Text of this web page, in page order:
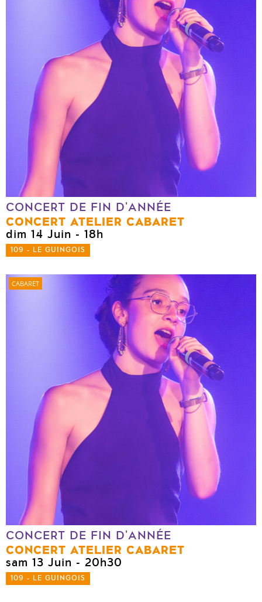
CONCERT DE FIN D'ANNÉE
CONCERT ATELIER CABARET
dim 14 Juin - 18h
109 - LE GUINGOIS
CABARET
CONCERT DE FIN D'ANNÉE
CONCERT ATELIER CABARET
sam 13 Juin - 20h30
109 - LE GUINGOIS